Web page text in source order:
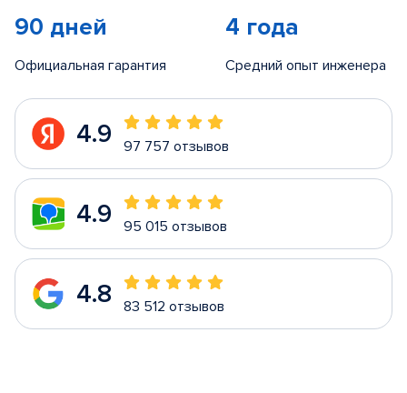
90 дней
Официальная гарантия
4 года
Средний опыт инженера
4.9 97 757 отзывов
4.9 95 015 отзывов
4.8 83 512 отзывов